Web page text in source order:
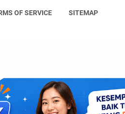
OF SERVICE SITEMAP